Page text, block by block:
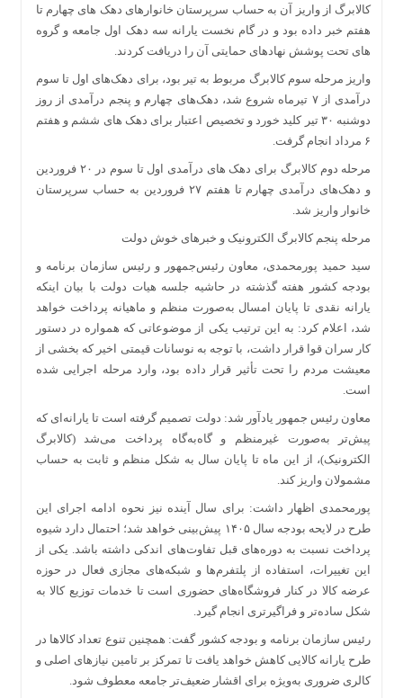
کالابرگ از واریز آن به حساب سرپرستان خانوارهای دهک های چهارم تا
هفتم خبر داده بود و در گام نخست یارانه سه دهک اول جامعه و گروه
های تحت پوشش نهادهای حمایتی آن را دریافت کردند.
واریز مرحله سوم کالابرگ مربوط به تیر بود، برای دهک‌های اول تا سوم
درآمدی از ۷ تیرماه شروع شد، دهک‌های چهارم و پنجم درآمدی از روز
دوشنبه ۳۰ تیر کلید خورد و تخصیص اعتبار برای دهک های ششم و هفتم
۶ مرداد انجام گرفت.
مرحله دوم کالابرگ برای دهک های درآمدی اول تا سوم در ۲۰ فروردین
و دهک‌های درآمدی چهارم تا هفتم ۲۷ فروردین به حساب سرپرستان
خانوار واریز شد.
مرحله پنجم کالابرگ الکترونیک و خبرهای خوش دولت
سید حمید پورمحمدی، معاون رئیس‌جمهور و رئیس سازمان برنامه و
بودجه کشور هفته گذشته در حاشیه جلسه هیات دولت با بیان اینکه
یارانه نقدی تا پایان امسال به‌صورت منظم و ماهیانه پرداخت خواهد
شد، اعلام کرد: به این ترتیب یکی از موضوعاتی که همواره در دستور
کار سران قوا قرار داشت، با توجه به نوسانات قیمتی اخیر که بخشی از
معیشت مردم را تحت تأثیر قرار داده بود، وارد مرحله اجرایی شده
است.
معاون رئیس جمهور یادآور شد: دولت تصمیم گرفته است تا یارانه‌ای که
پیش‌تر به‌صورت غیرمنظم و گاه‌به‌گاه پرداخت می‌شد (کالابرگ
الکترونیک)، از این ماه تا پایان سال به شکل منظم و ثابت به حساب
مشمولان واریز کند.
پورمحمدی اظهار داشت: برای سال آینده نیز نحوه ادامه اجرای این
طرح در لایحه بودجه سال ۱۴۰۵ پیش‌بینی خواهد شد؛ احتمال دارد شیوه
پرداخت نسبت به دوره‌های قبل تفاوت‌های اندکی داشته باشد. یکی از
این تغییرات، استفاده از پلتفرم‌ها و شبکه‌های مجازی فعال در حوزه
عرضه کالا در کنار فروشگاه‌های حضوری است تا خدمات توزیع کالا به
شکل ساده‌تر و فراگیرتری انجام گیرد.
رئیس سازمان برنامه و بودجه کشور گفت: همچنین تنوع تعداد کالاها در
طرح یارانه کالایی کاهش خواهد یافت تا تمرکز بر تامین نیازهای اصلی و
کالری ضروری به‌ویژه برای اقشار ضعیف‌تر جامعه معطوف شود.